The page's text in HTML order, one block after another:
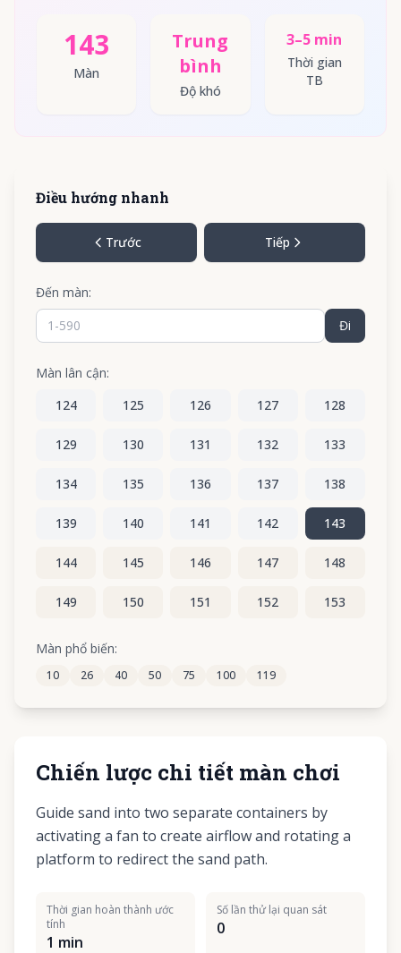
143
Màn
Trung
bình
Độ khó
3–5 min
Thời gian
TB
Điều hướng nhanh
Trước Tiếp
Đến màn:
Đi
Màn lân cận:
124
125 126 127 128
129 130 131 132 133
134 135 136 137 138
139 140 141 142 143
144 145 146 147 148
149 150 151 152 153
154
159 160 161 162
Màn phổ biến:
10 26 40 50 75 100 119
Chiến lược chi tiết màn chơi
Guide sand into two separate containers by
activating a fan to create airflow and rotating a
platform to redirect the sand path.
Thời gian hoàn thành ước
tính
1 min
Số lần thử lại quan sát
0